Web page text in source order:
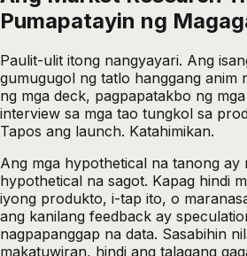
Pumapatayin ng
Paulit-ulit itong nangyayari. Ang
gumugugol ng tatlo hanggang anim
ng mga deck, pagpapatakbo ng
interview sa mga tao tungkol sa
Tapos ang launch. Katahimikan.
Ang mga hypothetical na tanong ay
hypothetical na sagot. Kapag hindi
iyong produkto, i-tap ito, o
ang kanilang feedback ay
nagpapanggap na data. Sasabihin
makatuwiran, hindi ang talagang